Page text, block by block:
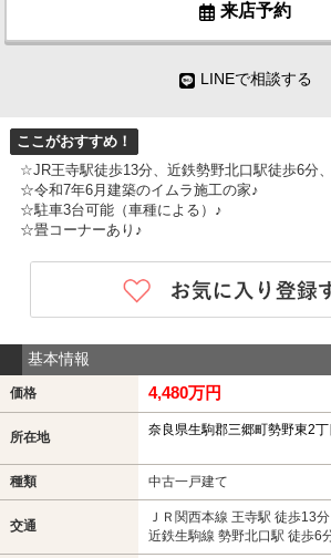
来店予約
LINEで相談する
ここがおすすめ！
☆JR王寺駅徒歩13分、近鉄勢野北口駅徒歩6分
☆令和7年6月建築のイムラ施工の家♪
☆駐車3台可能（車種による）♪
☆畳コーナーあり♪
基本情報
価格 4,480万円
所在地 奈良県生駒郡三郷町勢野東2丁
種類 中古一戸建て
交通
ＪＲ関西本線 王寺駅 徒歩13分
近鉄生駒線 勢野北口駅 徒歩6